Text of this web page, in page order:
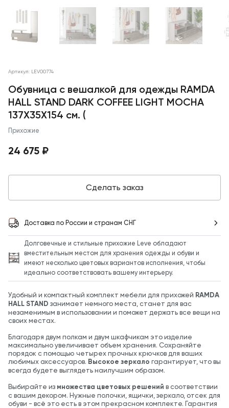
Артикул: LEV00774
Обувница с вешалкой для одежды RAMDA
HALL STAND DARK COFFEE LIGHT MOCHA
137X35X154 см. (
Прихожие
24 675 ₽
Сделать заказ
Доставка по России и странам СНГ
Долговечные и стильные прихожие Leve обладают
вместительным местом для хранения одежды и обуви и
имеют несколько цветовых вариантов исполнения, чтобы
идеально соответствовать вашему интерьеру.
Удобный и компактный комплект мебели для прихожей RAMDA
HALL STAND занимает немного места, станет для вас
незаменимым в использовании и поможет держать все вещи на
своих местах.
Благодаря двум полкам и двум шкафчикам это изделие
максимально увеличивает объем хранения. Сохраняйте
порядок с помощью четырех прочных крючков для ваших
любимых аксессуаров. Высокое зеркало гарантирует, что вы
всегда будете выглядеть наилучшим образом.
Выбирайте из множества цветовых решений в соответствии
с вашим декором. Нужные полочки, ящички, зеркало, отсек для
обуви - всё это есть в этом прекрасном комплекте. Гарантия